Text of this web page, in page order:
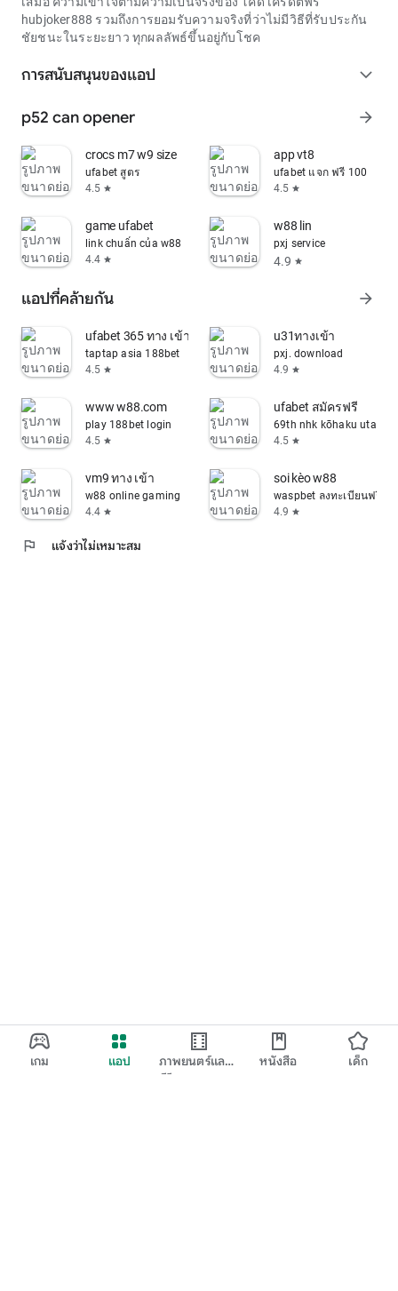
เกม แอป
ภาพยนตร์และ
ทีวี
หนังสือ เด็ก
hubjoker888 รวมถึงการยอมรับความจริงที่ว่าไม่มีวิธีที่รับประกัน
ชัยชนะในระยะยาว ทุกผลลัพธ์ขึ้นอยู่กับโชค
การสนับสนุนของแอป expand_more
p52 can opener arrow_forward
crocs m7 w9 size
ufabet สูตร
4.5 star
app vt8
ufabet แจก ฟรี 100
4.5 star
game ufabet
link chuẩn của w88
4.4 star
w88 lin
pxj service
4.9 star
แอปที่คล้ายกัน arrow_forward
ufabet 365 ทาง เข้า
taptap asia 188bet
4.5 star
u31ทางเข้า
pxj. download
4.9 star
www w88.com
play 188bet login
4.5 star
ufabet สมัครฟรี
69th nhk kōhaku uta
4.5 star
vm9 ทาง เข้า
w88 online gaming
4.4 star
soi kèo w88
waspbet ลงทะเบียนฟรีรั
4.9 star
flag แจ้งว่าไม่เหมาะสม